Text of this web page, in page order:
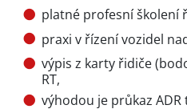
platné profesní školení
praxi v řízení vozidel
výpis z karty řidiče
RT,
výhodou je průkaz ADR